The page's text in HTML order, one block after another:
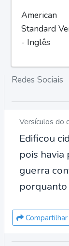
American
Standard
- Inglês
Redes Sociais
Versículos do
Edificou
pois havia
guerra
Compartilhar